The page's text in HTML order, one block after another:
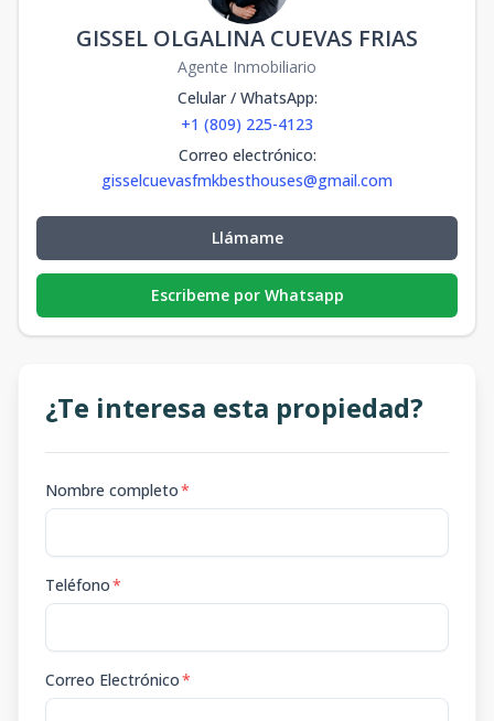
GISSEL OLGALINA CUEVAS FRIAS
Agente Inmobiliario
Celular / WhatsApp:
+1 (809) 225-4123
Correo electrónico:
gisselcuevasfmkbesthouses@gmail.com
Llámame
Escribeme por Whatsapp
¿Te interesa esta propiedad?
Nombre completo*
Teléfono*
Correo Electrónico*